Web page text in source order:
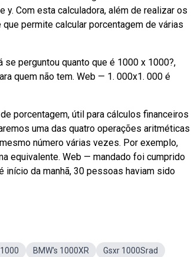
y. Com esta calculadora, além de realizar os
permite calcular porcentagem de várias
perguntou quanto que é 1000 x 1000?,
quem não tem. Web — 1. 000x1. 000 é
porcentagem, útil para cálculos financeiros
uma das quatro operações aritméticas
número várias vezes. Por exemplo,
equivalente. Web — mandado foi cumprido
da manhã, 30 pessoas haviam sido
BMW's 1000XR
Gsxr 1000Srad